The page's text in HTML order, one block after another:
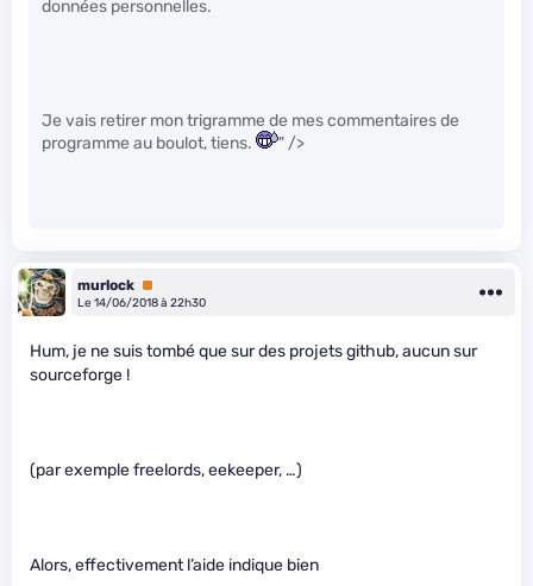
données personnelles.
Je vais retirer mon trigramme de mes commentaires de
programme au boulot, tiens.
" />
murlock Premium
Le 14/06/2018 à 22h30
Hum, je ne suis tombé que sur des projets github, aucun sur
sourceforge !
(par exemple freelords, eekeeper, …)
Alors, effectivement l’aide indique bien